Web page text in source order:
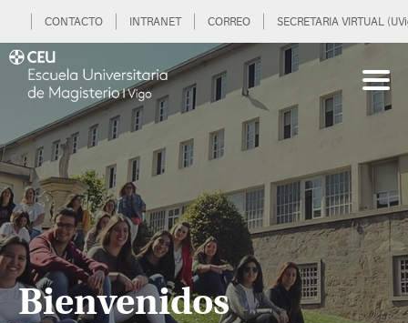
CONTACTO INTRANET CORREO SECRETARIA VIRTUAL
Bienvenidos